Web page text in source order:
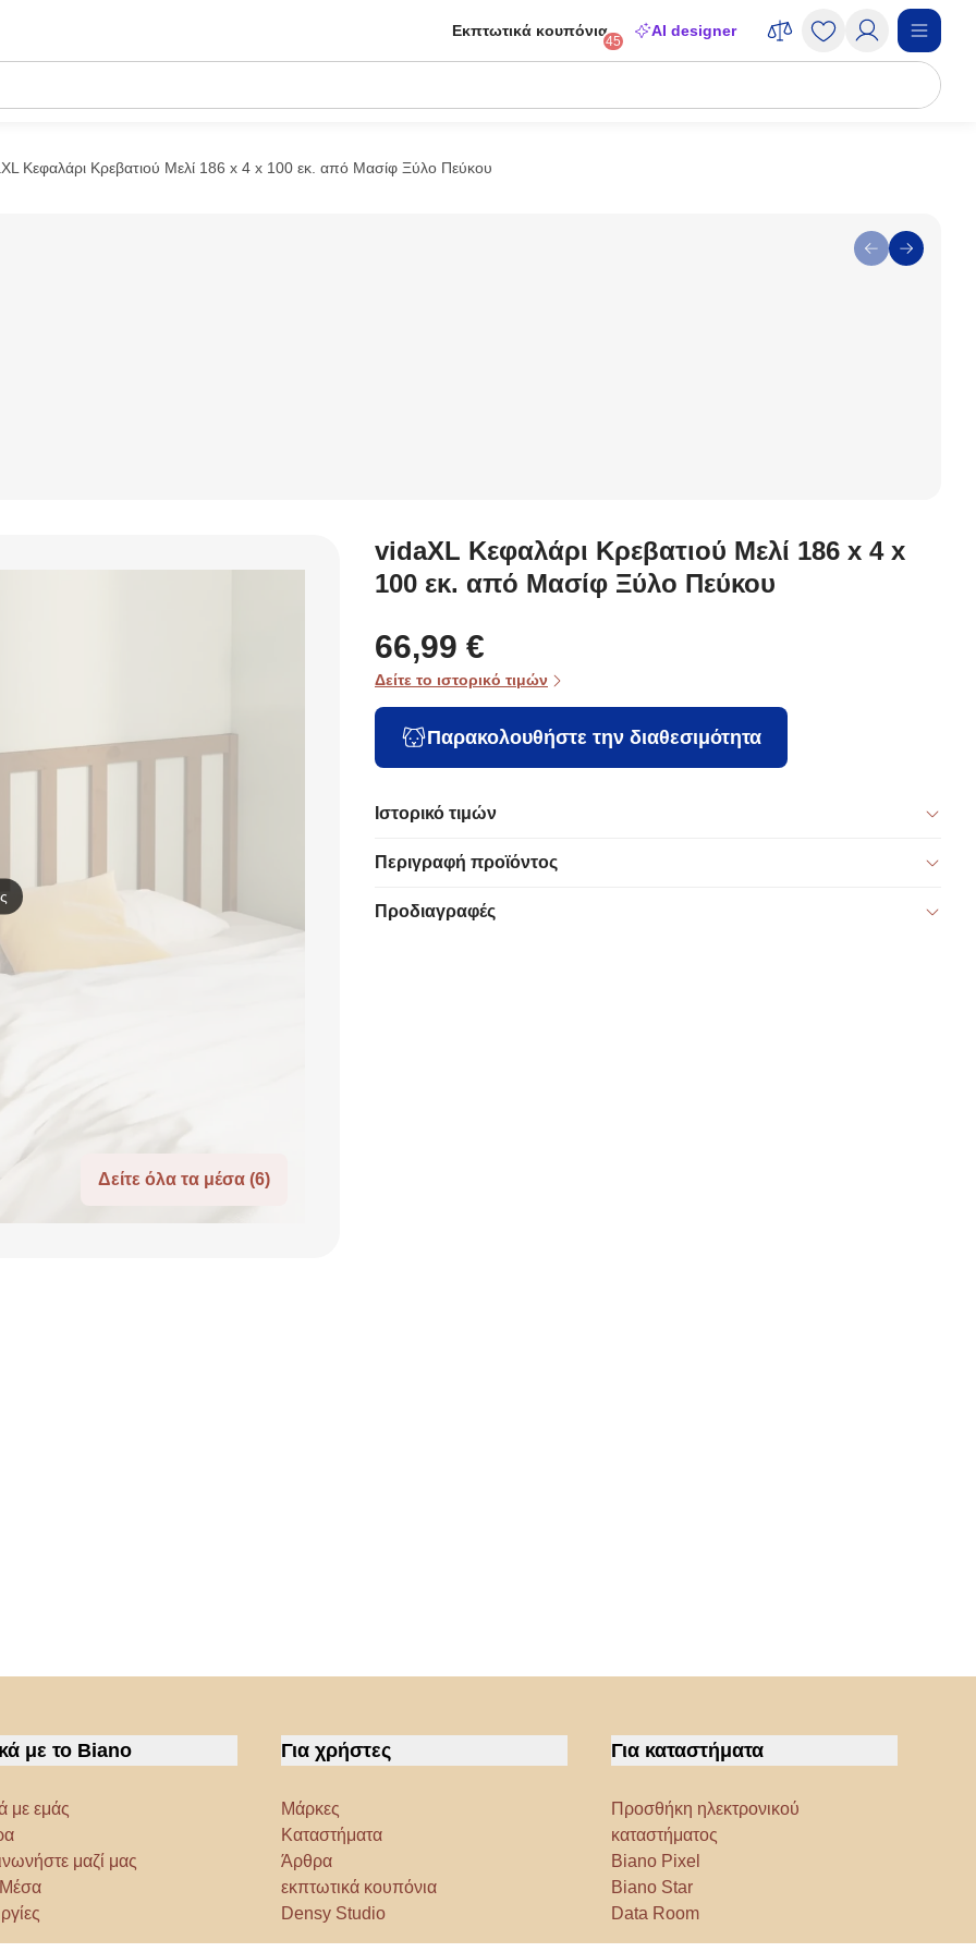
Εκπτωτικά κουπόνια
45
AI designer
Κεφαλάρι Κρεβατιού Μελί 186 x 4 x 100 εκ. από Μασίφ Ξύλο Πεύκου
Δείτε όλα τα μέσα (6)
vidaXL Κεφαλάρι Κρεβατιού Μελί 186 x 4 x
100 εκ. από Μασίφ Ξύλο Πεύκου
66,99 €
Δείτε το ιστορικό τιμών
Παρακολουθήστε την διαθεσιμότητα
Ιστορικό τιμών
Περιγραφή προϊόντος
Προδιαγραφές
με το Biano
με εμάς
μαζί μας
Μέσα
Για χρήστες
Μάρκες
Καταστήματα
Άρθρα
εκπτωτικά κουπόνια
Densy Studio
Για καταστήματα
Προσθήκη ηλεκτρονικού
καταστήματος
Biano Pixel
Biano Star
Data Room